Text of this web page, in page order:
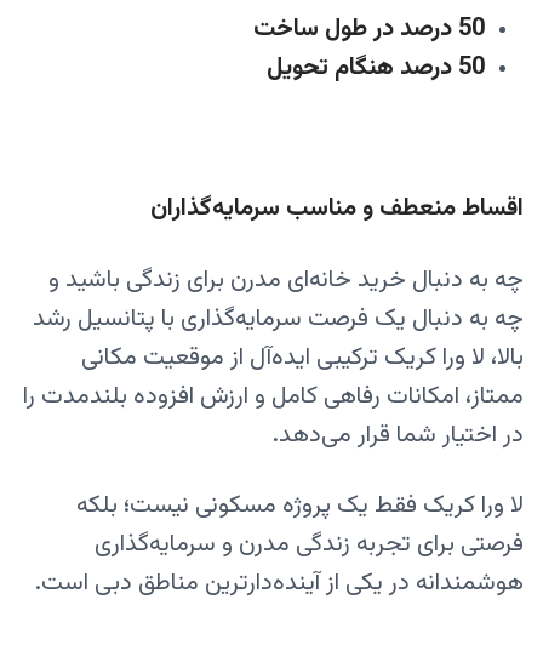
50 درصد در طول ساخت
50 درصد هنگام تحویل
اقساط منعطف و مناسب سرمایه‌گذاران
چه به دنبال خرید خانه‌ای مدرن برای زندگی باشید و
چه به دنبال یک فرصت سرمایه‌گذاری با پتانسیل رشد
بالا، لا ورا کریک ترکیبی ایده‌آل از موقعیت مکانی
ممتاز، امکانات رفاهی کامل و ارزش افزوده بلندمدت را
در اختیار شما قرار می‌دهد.
لا ورا کریک فقط یک پروژه مسکونی نیست؛ بلکه
فرصتی برای تجربه زندگی مدرن و سرمایه‌گذاری
هوشمندانه در یکی از آینده‌دارترین مناطق دبی است.